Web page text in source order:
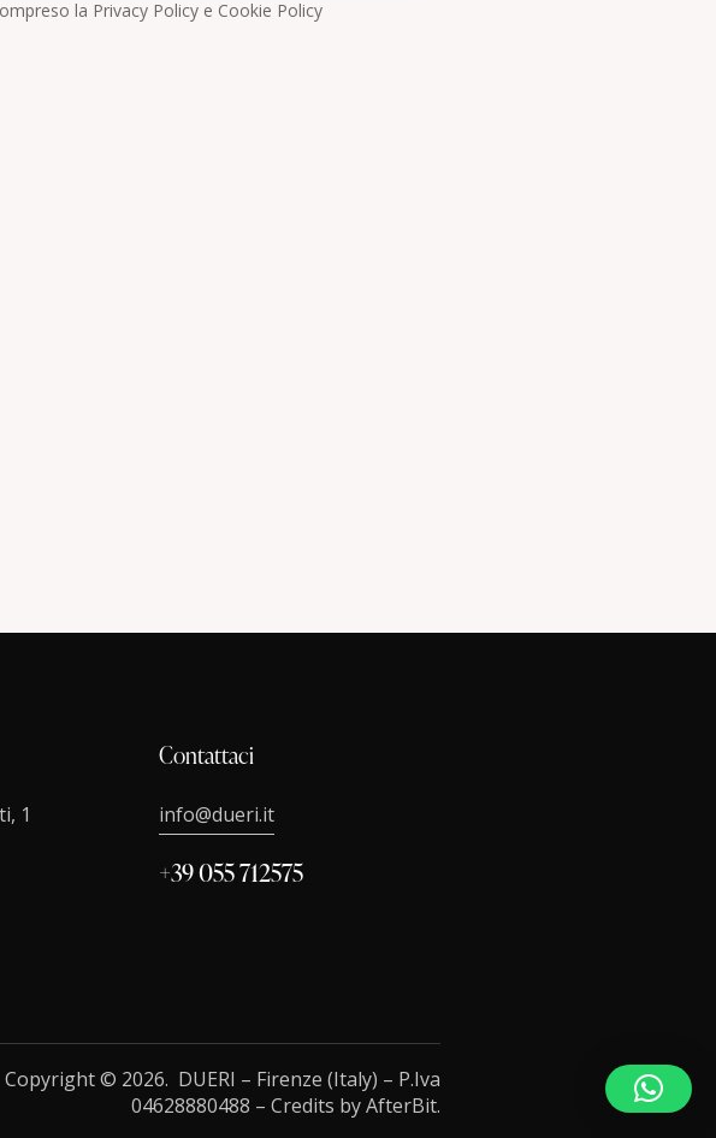
la Privacy Policy e Cookie Policy
1
Contattaci
info@dueri.it
+39 055 712575
Copyright © 2026. DUERI – Firenze (Italy) – P.Iva
04628880488 – Credits byAfterBit.